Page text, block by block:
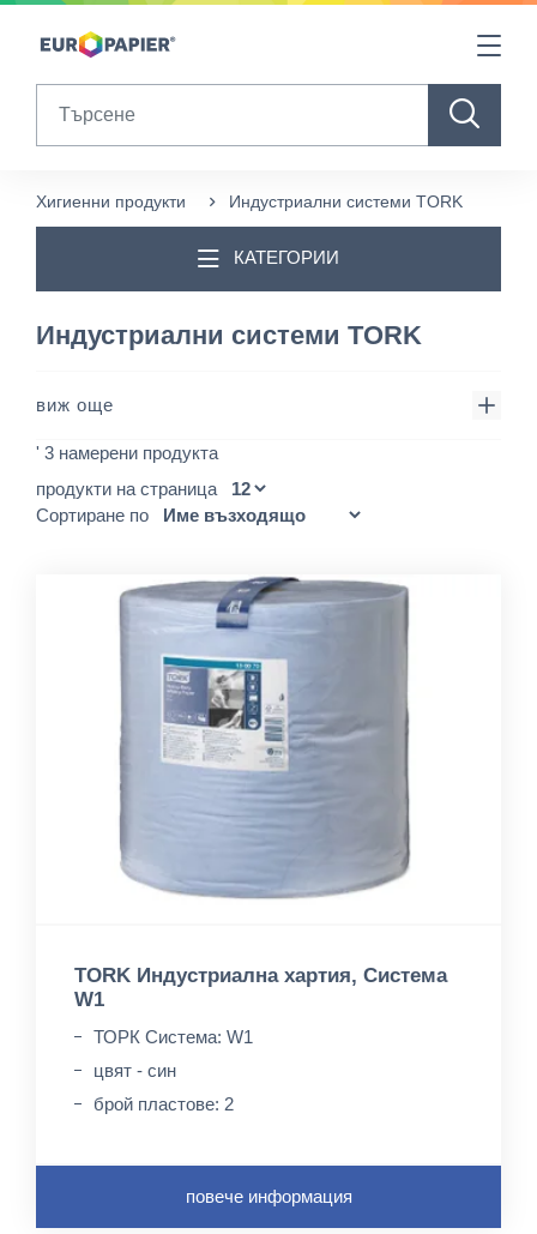
Table Of Content
Хигиенни продукти Индустриални системи TORK
КАТЕГОРИИ
Индустриални системи TORK
виж още
' 3 намерени продукта
продукти на страница
Сортиране по
TORK Индустриална хартия, Система
W1
ТОРК Система: W1
цвят - син
брой пластове: 2
повече информация